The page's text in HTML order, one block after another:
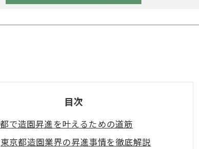
目次
で造園昇進を叶えるための道筋
東京都造園業界の昇進事情を徹底解説